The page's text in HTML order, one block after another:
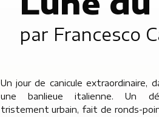
par Francesco
Un jour de canicule extraordinaire,
une banlieue italienne. Un
tristement urbain, fait de ronds-
ouvriers qui menacent de faire
parce que l’on veut les remplacer
des robots – autant de